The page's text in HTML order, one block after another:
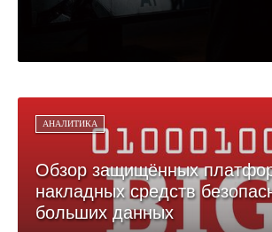
АНАЛИТИКА
Обзор защищённых
накладных средств
больших данных